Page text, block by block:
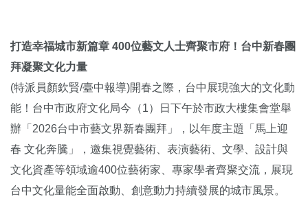
打造幸福城市新篇章 400位藝文人士齊聚市府！台中新春團
拜凝聚文化力量
(特派員顏欽賢/臺中報導)開春之際，台中展現強大的文化動
能！台中市政府文化局今（1）日下午於市政大樓集會堂舉
辦「2026台中市藝文界新春團拜」，以年度主題「馬上迎
春 文化奔騰」，邀集視覺藝術、表演藝術、文學、設計與
文化資產等領域逾400位藝術家、專家學者齊聚交流，展現
台中文化量能全面啟動、創意動力持續發展的城市風景。